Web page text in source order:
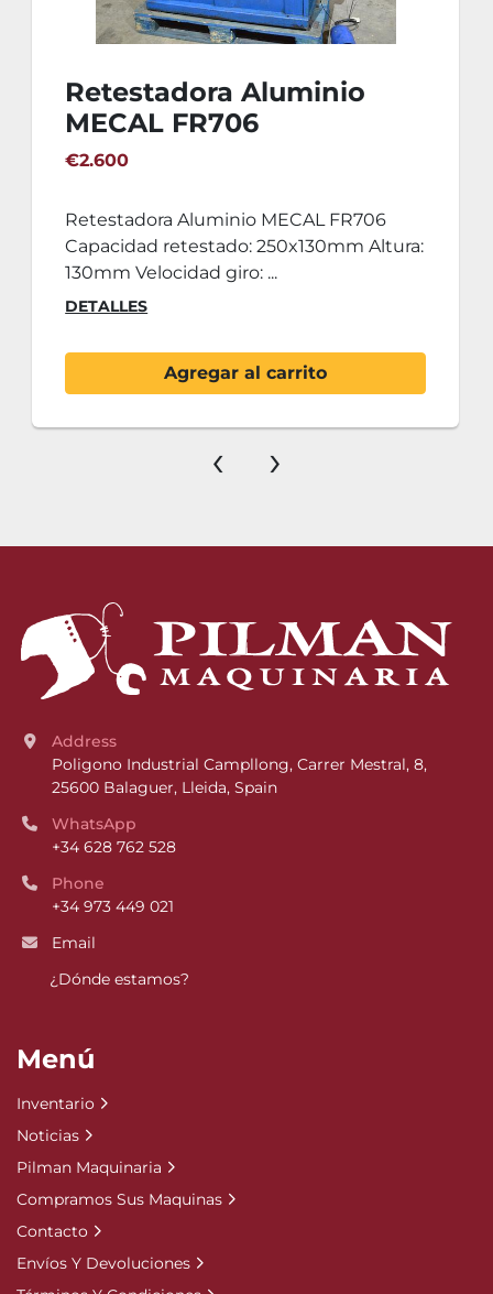
Retestadora Aluminio
MECAL FR706
€2.600
Retestadora Aluminio MECAL FR706
Capacidad retestado: 250x130mm Altura:
130mm Velocidad giro: ...
DETALLES
Agregar al carrito
‹ ›
Address
Poligono Industrial Campllong, Carrer Mestral, 8,
25600 Balaguer, Lleida, Spain
WhatsApp
+34 628 762 528
Phone
+34 973 449 021
Email
¿Dónde estamos?
Menú
Inventario
Noticias
Pilman Maquinaria
Compramos Sus Maquinas
Contacto
Envíos Y Devoluciones